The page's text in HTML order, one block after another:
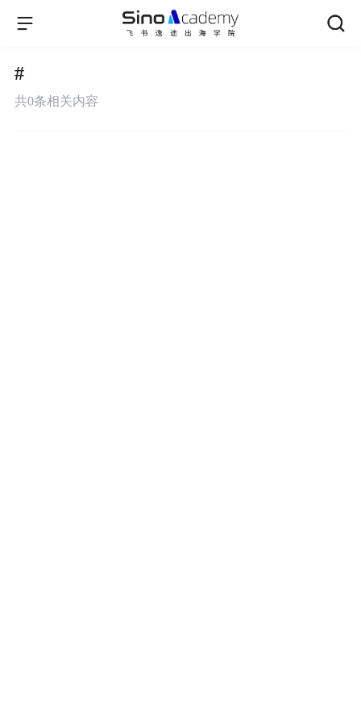
#
共0条相关内容